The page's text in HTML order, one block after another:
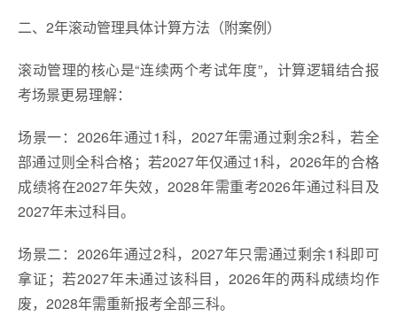
二、2年滚动管理具体计算方法（附案例）
滚动管理的核心是“连续两个考试年度”，计算逻辑结合报
考场景更易理解：
场景一：2026年通过1科，2027年需通过剩余2科，若全
部通过则全科合格；若2027年仅通过1科，2026年的合格
成绩将在2027年失效，2028年需重考2026年通过科目及
2027年未过科目。
场景二：2026年通过2科，2027年只需通过剩余1科即可
拿证；若2027年未通过该科目，2026年的两科成绩均作
废，2028年需重新报考全部三科。